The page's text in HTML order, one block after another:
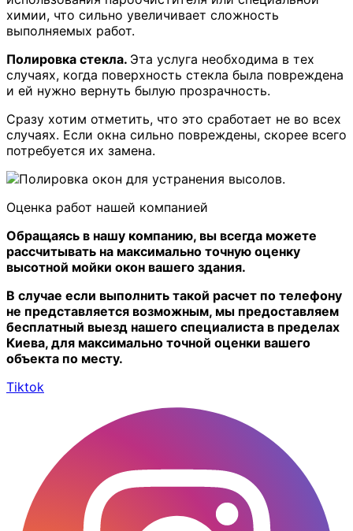
химии, что сильно увеличивает сложность
выполняемых работ.
Полировка стекла. Эта услуга необходима в тех
случаях, когда поверхность стекла была повреждена
и ей нужно вернуть былую прозрачность.
Сразу хотим отметить, что это сработает не во всех
случаях. Если окна сильно повреждены, скорее всего
потребуется их замена.
Оценка работ нашей компанией
Обращаясь в нашу компанию, вы всегда можете
рассчитывать на максимально точную оценку
высотной мойки окон вашего здания.
В случае если выполнить такой расчет по телефону
не представляется возможным, мы предоставляем
бесплатный выезд нашего специалиста в пределах
Киева, для максимально точной оценки вашего
объекта по месту.
Tiktok